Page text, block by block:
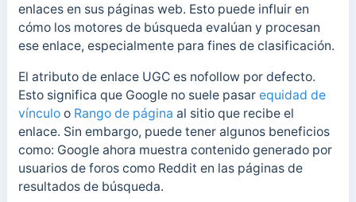
enlaces en sus páginas web. Esto puede influir en
cómo los motores de búsqueda evalúan y procesan
ese enlace, especialmente para fines de clasificación.
El atributo de enlace UGC es nofollow por defecto.
Esto significa que Google no suele pasar equidad de
vínculoo Rango de página al sitio que recibe el
enlace. Sin embargo, puede tener algunos beneficios
como: Google ahora muestra contenido generado por
usuarios de foros como Reddit en las páginas de
resultados de búsqueda.